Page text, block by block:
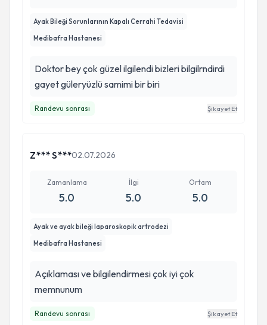
Ayak Bileği Sorunlarının Kapalı Cerrahi Tedavisi
Medibafra Hastanesi
Doktor bey çok güzel ilgilendi bizleri bilgilrndirdi
gayet güleryüzlü samimi bir biri
Randevu sonrası Şikayet Et
Z*** S***02.07.2026
Zamanlama
5.0
İlgi
5.0
Ortam
5.0
Ayak ve ayak bileği laparoskopik artrodezi
Medibafra Hastanesi
Açıklaması ve bilgilendirmesi çok iyi çok
memnunum
Randevu sonrası Şikayet Et